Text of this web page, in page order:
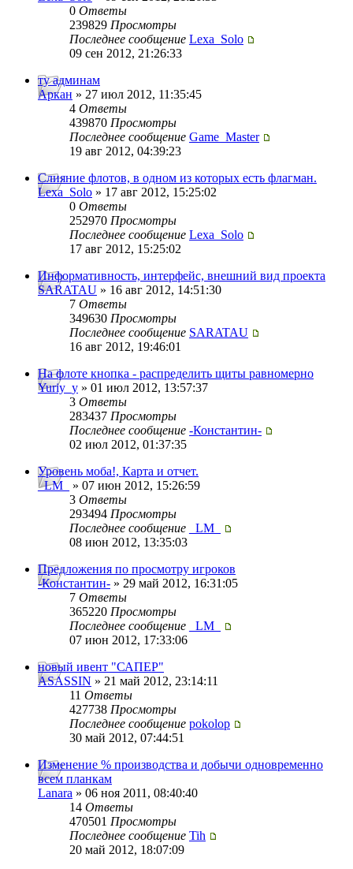
0 Ответы
239829 Просмотры
Последнее сообщение Lexa_Solo
09 сен 2012, 21:26:33
ту админам
Аркан » 27 июл 2012, 11:35:45
4 Ответы
439870 Просмотры
Последнее сообщение Game_Master
19 авг 2012, 04:39:23
Слияние флотов, в одном из которых есть флагман.
Lexa_Solo » 17 авг 2012, 15:25:02
0 Ответы
252970 Просмотры
Последнее сообщение Lexa_Solo
17 авг 2012, 15:25:02
Информативность, интерфейс, внешний вид проекта
SARATAU » 16 авг 2012, 14:51:30
7 Ответы
349630 Просмотры
Последнее сообщение SARATAU
16 авг 2012, 19:46:01
На флоте кнопка - распределить щиты равномерно
Yuriy_y » 01 июл 2012, 13:57:37
3 Ответы
283437 Просмотры
Последнее сообщение -Константин-
02 июл 2012, 01:37:35
Уровень моба!, Карта и отчет.
_LM_
» 07 июн 2012, 15:26:59
3 Ответы
293494 Просмотры
Последнее сообщение
_LM_
08 июн 2012, 13:35:03
Предложения по просмотру игроков
-Константин- » 29 май 2012, 16:31:05
7 Ответы
365220 Просмотры
Последнее сообщение
_LM_
07 июн 2012, 17:33:06
новый ивент "САПЕР"
ASASSIN » 21 май 2012, 23:14:11
11 Ответы
427738 Просмотры
Последнее сообщение pokolop
30 май 2012, 07:44:51
Изменение % производства и добычи одновременно
всем планкам
Lanara » 06 ноя 2011, 08:40:40
14 Ответы
470501 Просмотры
Последнее сообщение Tih
20 май 2012, 18:07:09